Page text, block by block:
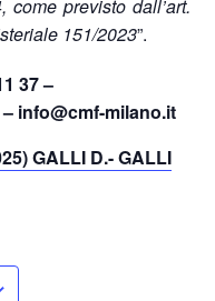
come previsto dall’art.
151/2023”.
37 –
info@cmf-milano.it
GALLI D.- GALLI